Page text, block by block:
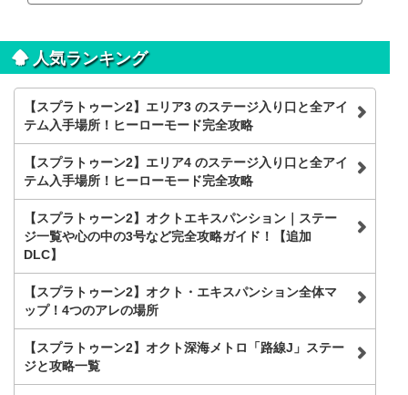
人気ランキング
【スプラトゥーン2】エリア3 のステージ入り口と全アイ
テム入手場所！ヒーローモード完全攻略
【スプラトゥーン2】エリア4 のステージ入り口と全アイ
テム入手場所！ヒーローモード完全攻略
【スプラトゥーン2】オクトエキスパンション｜ステー
ジ一覧や心の中の3号など完全攻略ガイド！【追加
DLC】
【スプラトゥーン2】オクト・エキスパンション全体マ
ップ！4つのアレの場所
【スプラトゥーン2】オクト深海メトロ「路線J」ステー
ジと攻略一覧